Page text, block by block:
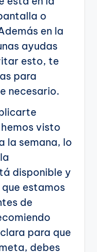
o
en la
ayudas
esto, te
para
necesario.
visto
la semana, lo
disponible y
estamos
de
para que
debes